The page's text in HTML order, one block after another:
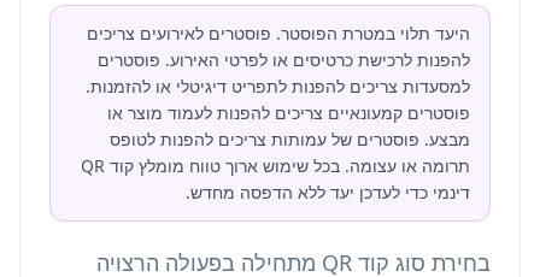
היעד תלוי במטרת הפוסטר. פוסטרים לאירועים צריכים
להפנות לרכישת כרטיסים או לפרטי האירוע. פוסטרים
למסעדות צריכים להפנות לתפריט דיגיטלי או להזמנות.
פוסטרים קמעונאיים צריכים להפנות לעמוד מוצר או
מבצע. פוסטרים של עמותות צריכים להפנות לטופס
תרומה או עצומה. בכל שימוש ארוך טווח מומלץ קוד QR
דינמי כדי לעדכן יעד ללא הדפסה מחדש.
בחירת סוג קוד QR
מתחילה בפעולה הרצויה